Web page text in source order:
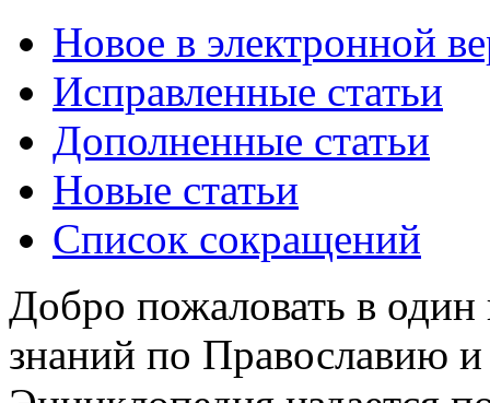
Новое в электронной
Исправленные статьи
Дополненные статьи
Новые статьи
Список сокращений
Добро пожаловать в
знаний по Православию